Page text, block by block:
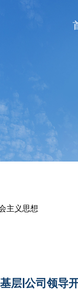
主义思想
基层|公司领导